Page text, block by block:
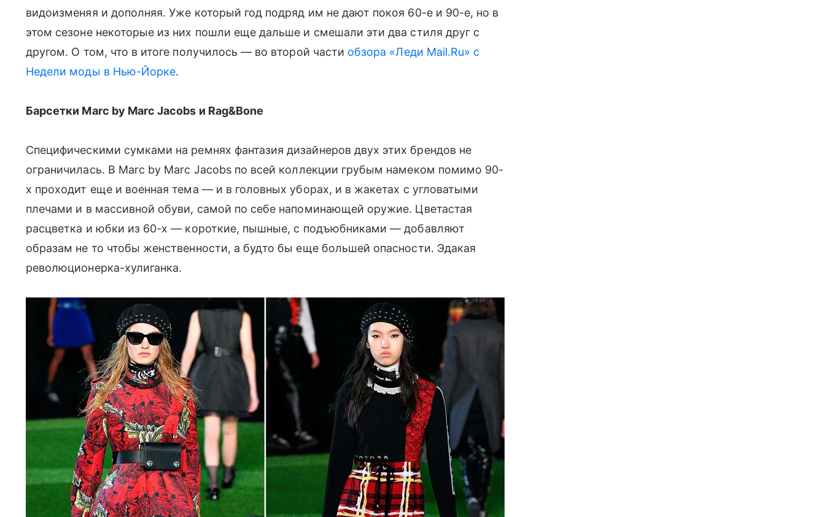
видоизменяя и дополняя. Уже который год подряд им не дают покоя 60-е и 90-е, но в
этом сезоне некоторые из них пошли еще дальше и смешали эти два стиля друг с
другом. О том, что в итоге получилось — во второй части обзора «Леди Mail.Ru» с
Недели моды в Нью-Йорке.
Барсетки Marc by Marc Jacobs и Rag&Bone
Специфическими сумками на ремнях фантазия дизайнеров двух этих брендов не
ограничилась. В Marc by Marc Jacobs по всей коллекции грубым намеком помимо 90-
х проходит еще и военная тема — и в головных уборах, и в жакетах с угловатыми
плечами и в массивной обуви, самой по себе напоминающей оружие. Цветастая
расцветка и юбки из 60-х — короткие, пышные, с подъюбниками — добавляют
образам не то чтобы женственности, а будто бы еще большей опасности. Эдакая
революционерка-хулиганка.